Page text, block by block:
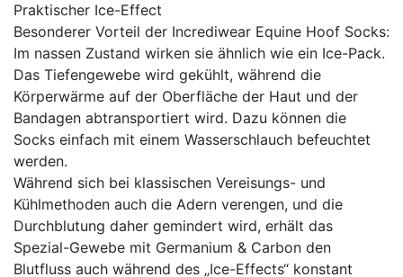
Praktischer Ice-Effect
Besonderer Vorteil der Incrediwear Equine Hoof Socks:
Im nassen Zustand wirken sie ähnlich wie ein Ice-Pack.
Das Tiefengewebe wird gekühlt, während die
Körperwärme auf der Oberfläche der Haut und der
Bandagen abtransportiert wird. Dazu können die
Socks einfach mit einem Wasserschlauch befeuchtet
werden.
Während sich bei klassischen Vereisungs- und
Kühlmethoden auch die Adern verengen, und die
Durchblutung daher gemindert wird, erhält das
Spezial-Gewebe mit Germanium & Carbon den
Blutfluss auch während des „Ice-Effects“ konstant